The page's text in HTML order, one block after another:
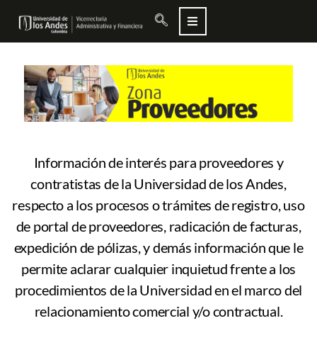
....
Información de interés para proveedores y
contratistas de la Universidad de los Andes,
respecto a los procesos o trámites de registro, uso
de portal de proveedores, radicación de facturas,
expedición de pólizas, y demás información que le
permite aclarar cualquier inquietud frente a los
procedimientos de la Universidad en el marco del
relacionamiento comercial y/o contractual.